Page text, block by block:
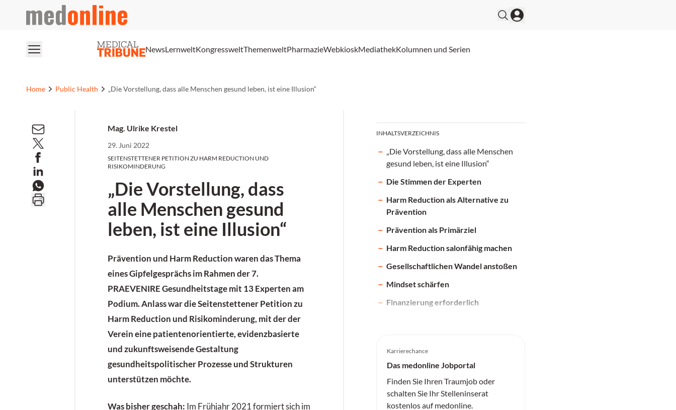
medonline
NewsLernweltKongressweltThemenweltPharmazieWebkioskMediathekKolumnen und Serien
Home Public Health „Die Vorstellung, dass alle Menschen gesund leben, ist eine Illusion“
Mag. Ulrike Krestel
29. Juni 2022
SEITENSTETTENER PETITION ZU HARM REDUCTION UND
RISIKOMINDERUNG
„Die Vorstellung, dass
alle Menschen gesund
leben, ist eine Illusion“
Prävention und Harm Reduction waren das Thema
eines Gipfelgesprächs im Rahmen der 7.
PRAEVENIRE Gesundheitstage mit 13 Experten am
Podium. Anlass war die Seitenstettener Petition zu
Harm Reduction und Risikominderung, mit der der
Verein eine patientenorientierte, evidenzbasierte
und zukunftsweisende Gestaltung
gesundheitspolitischer Prozesse und Strukturen
unterstützen möchte.
Was bisher geschah: Im Frühjahr 2021 formiert sich im
INHALTSVERZEICHNIS
„Die Vorstellung, dass alle Menschen
gesund leben, ist eine Illusion“
Die Stimmen der Experten
Harm Reduction als Alternative zu
Prävention
Prävention als Primärziel
Harm Reduction salonfähig machen
Gesellschaftlichen Wandel anstoßen
Mindset schärfen
Finanzierung erforderlich
Karrierechance
Das medonline Jobportal
Finden Sie Ihren Traumjob oder
schalten Sie Ihr Stelleninserat
kostenlos auf medonline.